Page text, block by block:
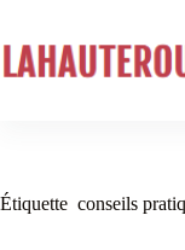
contenu
Étiquette conseils